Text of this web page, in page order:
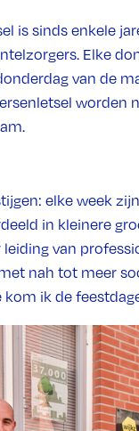
is sinds enkele
Elke
van de
worden
elke week
in kleinere
van
nah tot meer
kom ik de